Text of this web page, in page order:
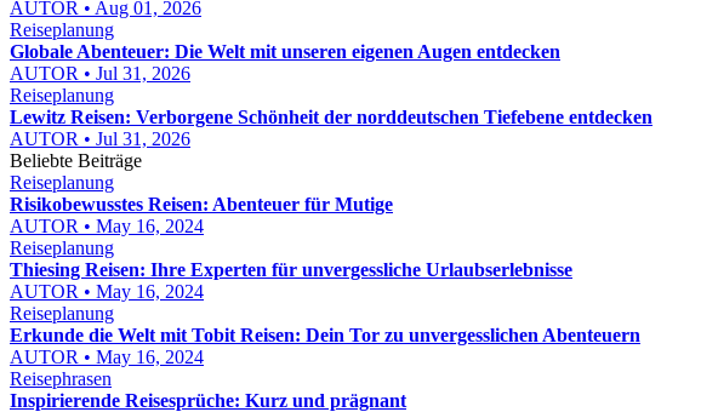
AUTOR • Aug 01, 2026
Reiseplanung
Globale Abenteuer: Die Welt mit unseren eigenen Augen entdecken
AUTOR • Jul 31, 2026
Reiseplanung
Lewitz Reisen: Verborgene Schönheit der norddeutschen Tiefebene entdecken
AUTOR • Jul 31, 2026
Beliebte Beiträge
Reiseplanung
Risikobewusstes Reisen: Abenteuer für Mutige
AUTOR • May 16, 2024
Reiseplanung
Thiesing Reisen: Ihre Experten für unvergessliche Urlaubserlebnisse
AUTOR • May 16, 2024
Reiseplanung
Erkunde die Welt mit Tobit Reisen: Dein Tor zu unvergesslichen Abenteuern
AUTOR • May 16, 2024
Reisephrasen
Inspirierende Reisesprüche: Kurz und prägnant